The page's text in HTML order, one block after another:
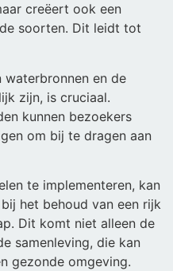
creëert ook een
soorten. Dit leidt tot
waterbronnen en de
zijn, is cruciaal.
kunnen bezoekers
om bij te dragen aan
te implementeren, kan
het behoud van een rijk
Dit komt niet alleen de
samenleving, die kan
gezonde omgeving.